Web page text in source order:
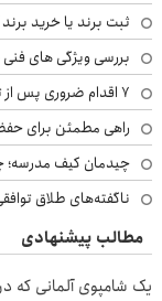
ثبت برند یا خرید
بررسی ویژگی های فنی
۷ اقدام ضروری پس از تشکیل پرونده مواد مخدر؛ راهنمای خانواده‌ها
راهی مطمئن برای
چیدمان کیف مدرسه؛
ناگفته‌های طلاق
مطالب پیشنهادی
یک شامپوی آلمانی که